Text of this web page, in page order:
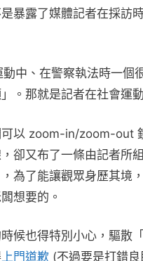
暴露了媒體記者在採訪
中、在警察執法時一個
。那就是記者在社會運
以 zoom-in/zoom-out
卻又布了一條由記者所
為了能讓觀眾身歷其境
想要的。
候也得特別小心，驅散
上門道歉 (不過要是打錯